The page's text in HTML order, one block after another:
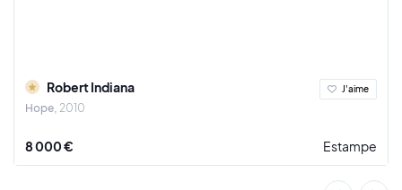
Robert Indiana
Hope 2010
J'aime
8 000 € Estampe